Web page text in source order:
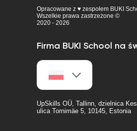
Opracowane z ♥ zespołem BUKI
Wszelkie prawa zastrzeżone ©
2020 - 2026
Firma BUKI School na
UpSkills OÜ, Tallinn, dzielnica
ulica Tornimäe 5, 10145, Estonia